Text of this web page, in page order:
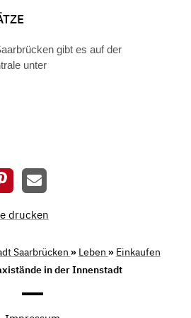
gibt es auf der
unter
drucken
Saarbrücken » Leben » Einkaufen
in der Innenstadt